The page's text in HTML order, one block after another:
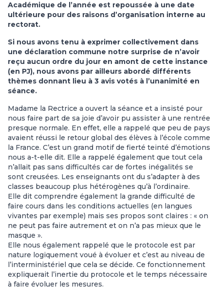
Académique de l’année est repoussée à une date
ultérieure pour des raisons d’organisation interne au
rectorat.
Si nous avons tenu à exprimer collectivement dans
une déclaration commune notre surprise de n’avoir
reçu aucun ordre du jour en amont de cette instance
(en PJ), nous avons par ailleurs abordé différents
thèmes donnant lieu à 3 avis votés à l’unanimité en
séance.
Madame la Rectrice a ouvert la séance et a insisté pour
nous faire part de sa joie d’avoir pu assister à une rentrée
presque normale. En effet, elle a rappelé que peu de pays
avaient réussi le retour global des élèves à l’école comme
la France. C’est un grand motif de fierté teinté d’émotions
nous a-t-elle dit. Elle a rappelé également que tout cela
n’allait pas sans difficultés car de fortes inégalités se
sont creusées. Les enseignants ont du s’adapter à des
classes beaucoup plus hétérogènes qu’à l’ordinaire.
Elle dit comprendre également la grande difficulté de
faire cours dans les conditions actuelles (en langues
vivantes par exemple) mais ses propos sont claires : « on
ne peut pas faire autrement et on n’a pas mieux que le
masque ».
Elle nous également rappelé que le protocole est par
nature logiquement voué à évoluer et c’est au niveau de
l’interministériel que cela se décide. Ce fonctionnement
expliquerait l’inertie du protocole et le temps nécessaire
à faire évoluer les mesures.